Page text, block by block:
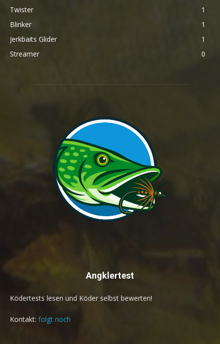
Twister
1
Blinker
1
Jerkbaits Glider
1
Streamer
0
Angklertest
Ködertests lesen und Köder selbst bewerten!
Kontakt: folgt noch